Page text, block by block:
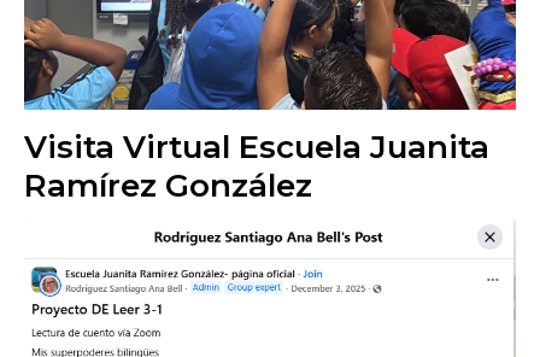
Visita Virtual Escuela Juanita
Ramírez González